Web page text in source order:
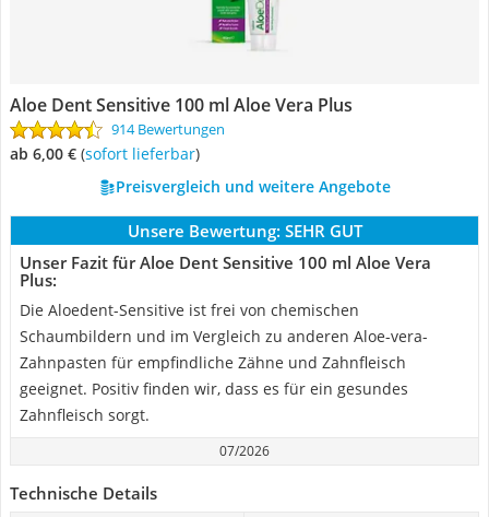
Aloe Dent Sensitive 100 ml Aloe Vera Plus
914 Bewertungen
ab 6,00 € ( Sofort lieferbar)
Preisvergleich und weitere Angebote
Unsere Bewertung: SEHR GUT
Unser Fazit für Aloe Dent Sensitive 100 ml Aloe Vera
Plus:
Die Aloedent-Sensitive ist frei von chemischen
Schaumbildern und im Vergleich zu anderen Aloe-vera-
Zahnpasten für empfindliche Zähne und Zahnfleisch
geeignet. Positiv finden wir, dass es für ein gesundes
Zahnfleisch sorgt.
07/2026
Technische Details